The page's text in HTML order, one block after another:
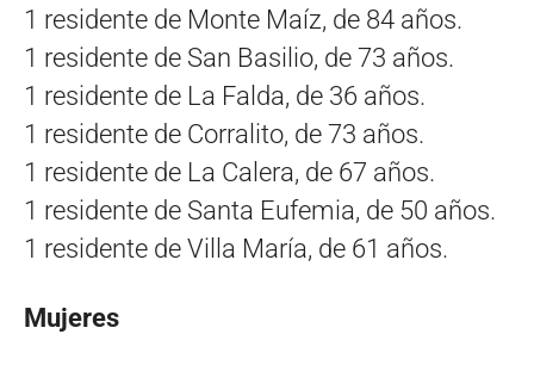
1 residente de Monte Maíz, de 84 años.
1 residente de San Basilio, de 73 años.
1 residente de La Falda, de 36 años.
1 residente de Corralito, de 73 años.
1 residente de La Calera, de 67 años.
1 residente de Santa Eufemia, de 50 años.
1 residente de Villa María, de 61 años.
Mujeres